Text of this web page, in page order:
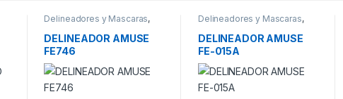
Delineadores y Mascaras,
DELINEADOR AMUSE
FE746
Delineadores y Mascaras,
DELINEADOR AMUSE
FE-015A